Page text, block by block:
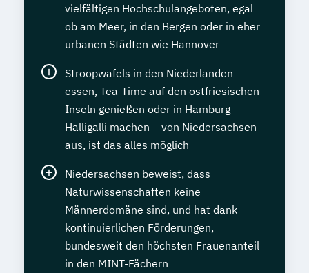
vielfältigen Hochschulangeboten, egal
ob am Meer, in den Bergen oder in eher
urbanen Städten wie Hannover
Stroopwafels in den Niederlanden
essen, Tea-Time auf den ostfriesischen
Inseln genießen oder in Hamburg
Halligalli machen – von Niedersachsen
aus, ist das alles möglich
Niedersachsen beweist, dass
Naturwissenschaften keine
Männerdomäne sind, und hat dank
kontinuierlichen Förderungen,
bundesweit den höchsten Frauenanteil
in den MINT-Fächern